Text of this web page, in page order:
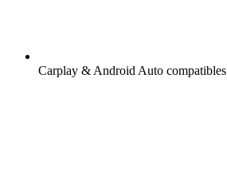
Carplay & Android Auto compatibles